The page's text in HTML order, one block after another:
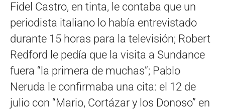
Fidel Castro, en tinta, le contaba que un
periodista italiano lo había entrevistado
durante 15 horas para la televisión; Robert
Redford le pedía que la visita a Sundance
fuera “la primera de muchas”; Pablo
Neruda le confirmaba una cita: el 12 de
julio con “Mario, Cortázar y los Donoso” en